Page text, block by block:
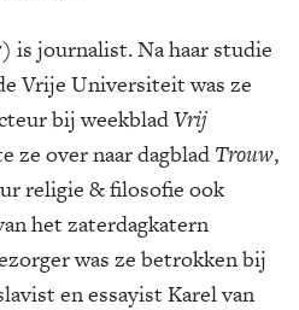
Zoek
is journalist. Na haar studie
Vrije Universiteit was ze
bij weekbladVrij
ze over naar dagblad Trouw,
religie & filosofie ook
het zaterdagkatern
was ze betrokken bij
en essayist Karel van